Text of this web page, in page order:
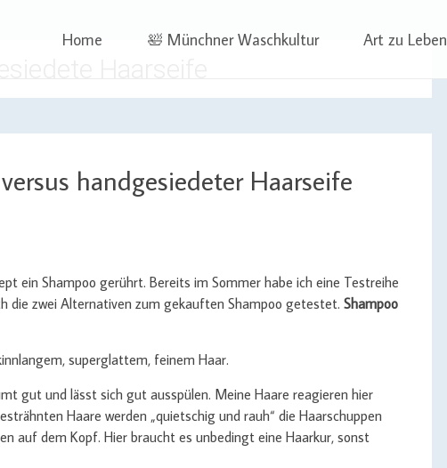
Leben | Sophia Wagner
to
Home 🛀 Münchner Waschkultur Art zu Leben
handgesiedeter Haarseife
ein Shampoo gerührt. Bereits im Sommer habe ich eine Testreihe
die zwei Alternativen zum gekauften Shampoo getestet. Shampoo
superglattem, feinem Haar.
gut und lässt sich gut ausspülen. Meine Haare reagieren hier
Haare werden „quietschig und rauh“ die Haarschuppen
auf dem Kopf. Hier braucht es unbedingt eine Haarkur, sonst